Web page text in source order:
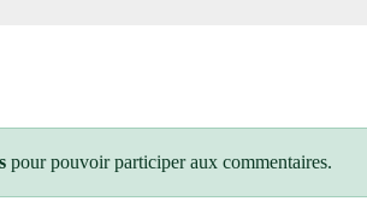
pour pouvoir participer aux commentaires.